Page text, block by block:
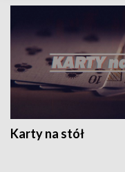
Karty na stół